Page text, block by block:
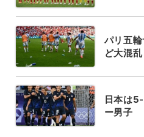
パリ五
ど大混
日本は
ー男子